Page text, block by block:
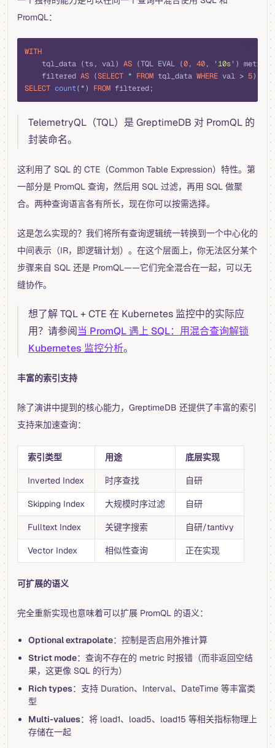
PromQL：
WITH
    tql_data (ts, val)
AS (TQL EVAL (0, 40, '10s' )
    filtered
AS (SELECT * FROM tql_data WHERE val > 5)
SELECT count(*) FROM filtered;
TelemetryQL（TQL）是 GreptimeDB 对 PromQL 的
封装命名。
这利用了 SQL 的 CTE（Common Table Expression）特性。第
一部分是 PromQL 查询，然后用 SQL 过滤，再用 SQL 做聚
合。两种查询语言各有所长，现在你可以按需选择。
这是怎么实现的？我们将所有查询逻辑统一转换到一个中心化的
中间表示（IR，即逻辑计划）。在这个层面上，你无法区分某个
步骤来自 SQL 还是 PromQL——它们完全混合在一起，可以无
缝协作。
想了解 TQL + CTE 在 Kubernetes 监控中的实际应
用？请参阅当 PromQL 遇上 SQL：用混合查询解锁
Kubernetes 监控分析。
丰富的索引支持
除了演讲中提到的核心能力，GreptimeDB 还提供了丰富的索引
支持来加速查询：
索引类型 用途 底层实现
Inverted Index 时序查找 自研
Skipping Index 大规模时序过滤 自研
Fulltext Index 关键字搜索 自研/tantivy
Vector Index 相似性查询 正在实现
可扩展的语义
完全重新实现也意味着可以扩展 PromQL 的语义：
Optional extrapolate：控制是否启用外推计算
Strict mode：查询不存在的 metric 时报错（而非返回空结
果，这更像 SQL 的行为）
Rich types：支持 Duration、Interval、DateTime 等丰富类
型
Multi-values：将 load1、load5、load15 等相关指标物理上
存储在一起